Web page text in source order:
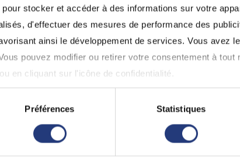
stocker et accéder à des informations sur votre
d'effectuer des mesures de performance des
ainsi le développement de services. Vous avez
pouvez modifier ou retirer votre consentement à tout
en cliquant sur l'icône de confidentialité.
également :
votre localisation géographique qui peuvent être
activement pour en relever les caractéristiques
Préférences Statistiques